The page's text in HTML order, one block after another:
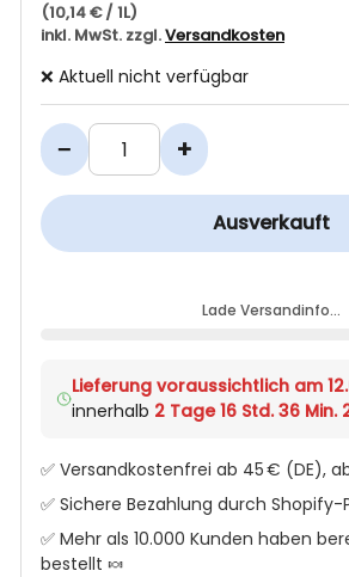
(10,14 € / 1L)
inkl. MwSt. zzgl.Versandkosten
❌ Aktuell nicht verfügbar
− +
Ausverkauft
Lade Versandinfo…
Lieferung voraussichtlich am
innerhalb 2 Tage 16 Std. 36 Min.
✅ Versandkostenfrei ab 45 € (DE),
✅ Sichere Bezahlung durch
✅ Mehr als 10.000 Kunden haben
bestellt 🍬